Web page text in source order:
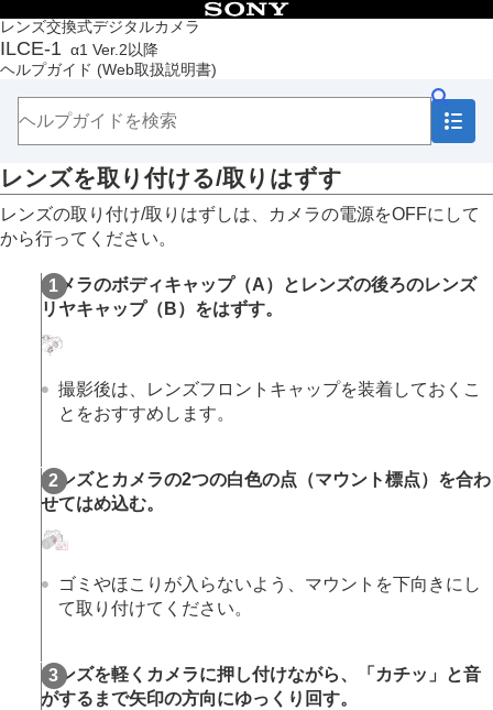
レンズ交換式デジタルカメラ
ILCE-1 α1 Ver.2以降
ヘルプガイド (Web取扱説明書)
目次
トップページ
ヘルプガイドの使いかた
本体と付属品を確認する
本機の基本操作
準備/基本的な撮影
充電する
外部電源でカメラを使う
メモリーカードをカメラに入れる/取り出す
レンズを取り付ける/取りはずす
MENU一覧から機能を探す
撮影機能を活用する
カメラの設定を変更する
スマートフォンでできること
パソコンでできること
クラウドサービスを利用する
故障かな？と思ったら
レンズを取り付ける/取りはずす
レンズの取り付け/取りはずしは、カメラの電源をOFFにして
から行ってください。
カメラのボディキャップ（A）
とレンズの後ろのレンズ
リヤキャップ（B） をはずす。
撮影後は、レンズフロントキャップを装着しておくこ
とをおすすめします。
レンズとカメラの2つの白色の点（マウント標点）を合わ
せてはめ込む。
ゴミやほこりが入らないよう、マウントを下向きにし
て取り付けてください。
レンズを軽くカメラに押し付けながら、「カチッ」と音
がするまで矢印の方向にゆっくり回す。